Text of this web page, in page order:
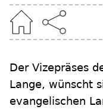
Der Vizepräses
Lange, wünscht
evangelischen